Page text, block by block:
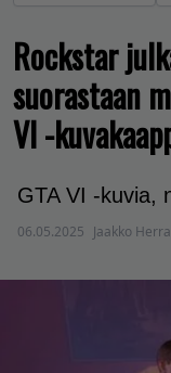
Rockstar
suorastaan
VI -
GTA VI -kuvia,
06.05.2025 Jaakko